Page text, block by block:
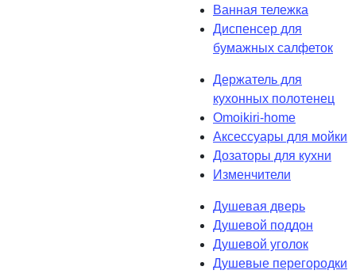
Ванная тележка
Диспенсер для
бумажных салфеток
Держатель для
кухонных полотенец
Omoikiri-home
Аксессуары для мойки
Дозаторы для кухни
Изменчители
Душевая дверь
Душевой поддон
Душевой уголок
Душевые перегородки